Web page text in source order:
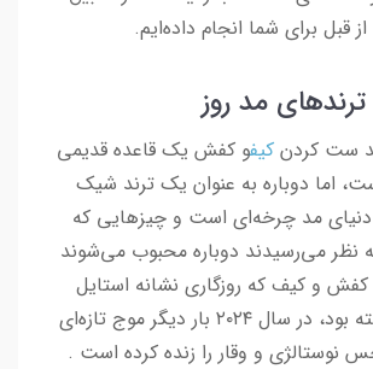
قبل برای شما انجام داده‌ایم.
مد روز
ست کردن کیفو کفش یک قاعده قدیمی
اما دوباره به عنوان یک ترند شیک
مد چرخه‌ای است و چیزهایی که
نظر می‌رسیدند دوباره محبوب می‌شوند
و کیف که روزگاری نشانه استایل
کلاسیک و آراسته بود، در سال ۲۰۲۴ بار دیگر موج تازه‌ای
نوستالژی و وقار را زنده کرده است .